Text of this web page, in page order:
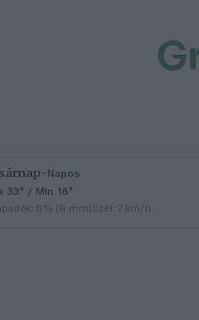
–Napos
33° / Min 18°
0% (0 mm)Szél: 7 km/h